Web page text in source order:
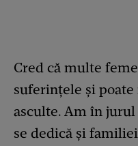
Cred că multe
suferințele și poate
asculte. Am în
se dedică și